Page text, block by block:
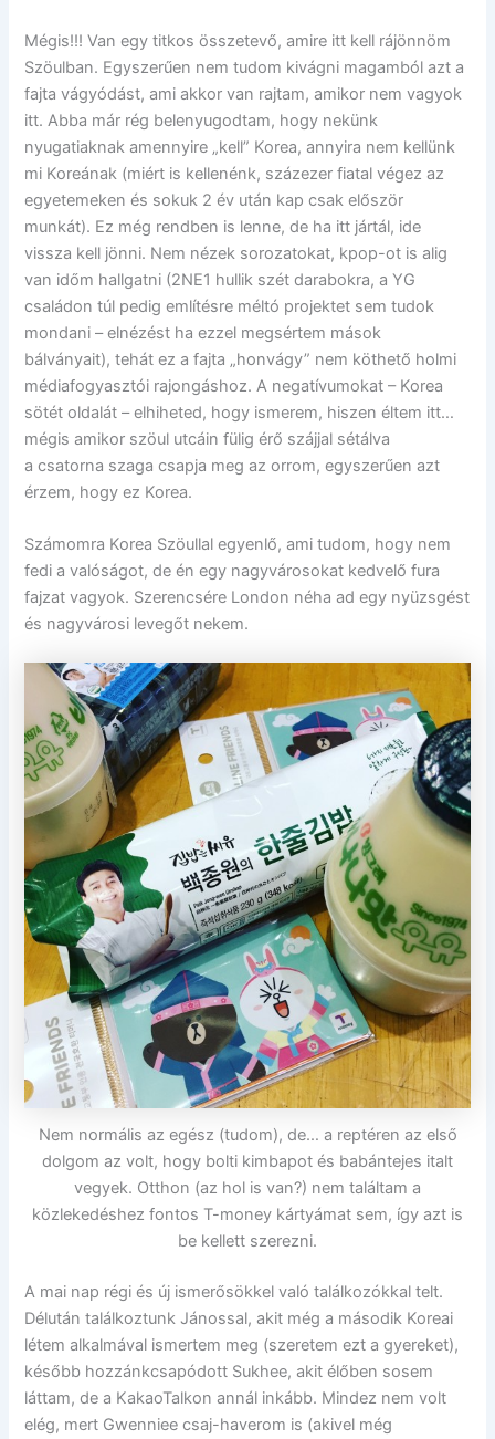
Mégis!!! Van egy titkos összetevő, amire itt kell rájönnöm
Szöulban. Egyszerűen nem tudom kivágni magamból azt a
fajta vágyódást, ami akkor van rajtam, amikor nem vagyok
itt. Abba már rég belenyugodtam, hogy nekünk
nyugatiaknak amennyire „kell” Korea, annyira nem kellünk
mi Koreának (miért is kellenénk, százezer fiatal végez az
egyetemeken és sokuk 2 év után kap csak először
munkát). Ez még rendben is lenne, de ha itt jártál, ide
vissza kell jönni. Nem nézek sorozatokat, kpop-ot is alig
van időm hallgatni (2NE1 hullik szét darabokra, a YG
családon túl pedig említésre méltó projektet sem tudok
mondani – elnézést ha ezzel megsértem mások
bálványait), tehát ez a fajta „honvágy” nem köthető holmi
médiafogyasztói rajongáshoz. A negatívumokat – Korea
sötét oldalát – elhiheted, hogy ismerem, hiszen éltem itt…
mégis amikor szöul utcáin fülig érő szájjal sétálva
a csatorna szaga csapja meg az orrom, egyszerűen azt
érzem, hogy ez Korea.
Számomra Korea Szöullal egyenlő, ami tudom, hogy nem
fedi a valóságot, de én egy nagyvárosokat kedvelő fura
fajzat vagyok. Szerencsére London néha ad egy nyüzsgést
és nagyvárosi levegőt nekem.
Nem normális az egész (tudom), de… a reptéren az első
dolgom az volt, hogy bolti kimbapot és babántejes italt
vegyek. Otthon (az hol is van?) nem találtam a
közlekedéshez fontos T-money kártyámat sem, így azt is
be kellett szerezni.
A mai nap régi és új ismerősökkel való találkozókkal telt.
Délután találkoztunk Jánossal, akit még a második Koreai
létem alkalmával ismertem meg (szeretem ezt a gyereket),
később hozzánkcsapódott Sukhee, akit élőben sosem
láttam, de a KakaoTalkon annál inkább. Mindez nem volt
elég, mert Gwenniee csaj-haverom is (akivel még